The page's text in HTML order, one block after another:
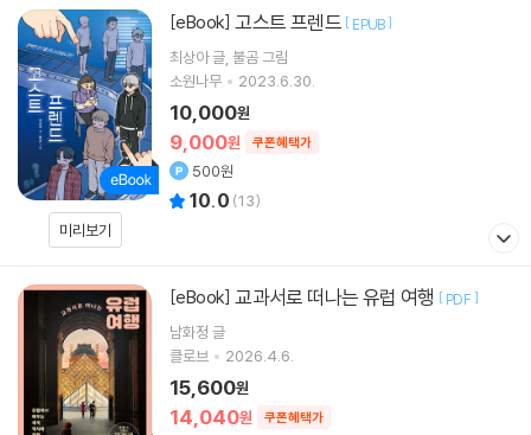
미리보기
[eBook] 고스트 프렌드 [ EPUB]
최상아글 불곰그림
소원나무
2023.6.30.
9,000원 쿠폰혜택가
10,000원
500원
10.0 (13)
[eBook] 교과서로 떠나는 유럽 여행 [ PDF ]
남화정 글
클로브
2026.4.6.
14,040원 쿠폰혜택가
15,600원